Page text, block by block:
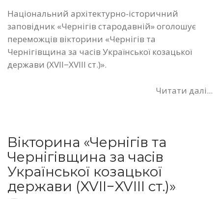
Національний архітектурно-історичний
заповідник «Чернігів стародавній» оголошує
переможців вікторини «Чернігів та
Чернігівщина за часів Української козацької
держави (XVII−XVIII ст.)».
Читати далі...
Вікторина «Чернігів та
Чернігівщина за часів
Української козацької
держави (XVII−XVIII ст.)»